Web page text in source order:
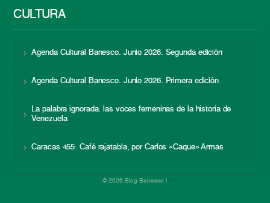
CULTURA
Agenda Cultural Banesco. Junio 2026. Segunda edición
Agenda Cultural Banesco. Junio 2026. Primera edición
La palabra ignorada: las voces femeninas de la historia de
Venezuela
Caracas 455: Café rajatabla, por Carlos «Caque» Armas
© 2026 Blog Banesco |